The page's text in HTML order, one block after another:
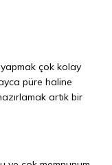
çok kolay
püre haline
artık bir